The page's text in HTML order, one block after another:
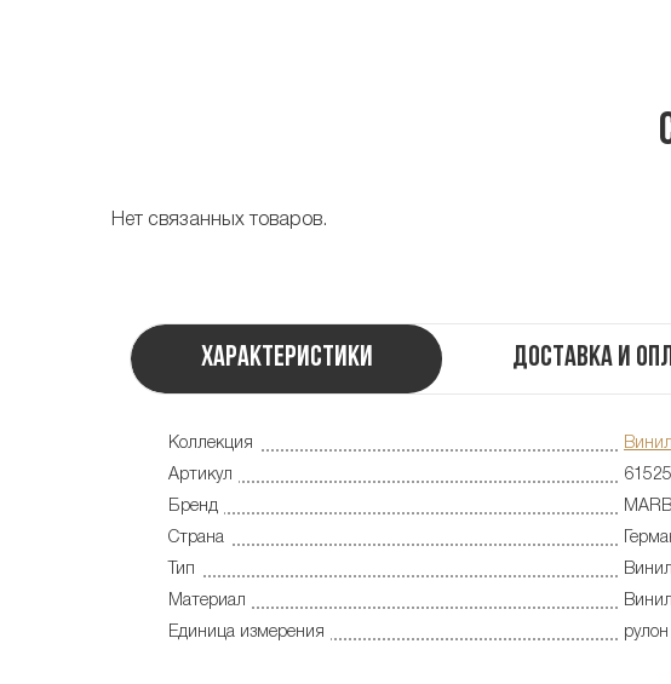
Нет связанных товаров.
Характеристики Доставка и
Коллекция
Артикул
61525
Бренд
Страна
Тип
Материал
Единица измерения
рулон